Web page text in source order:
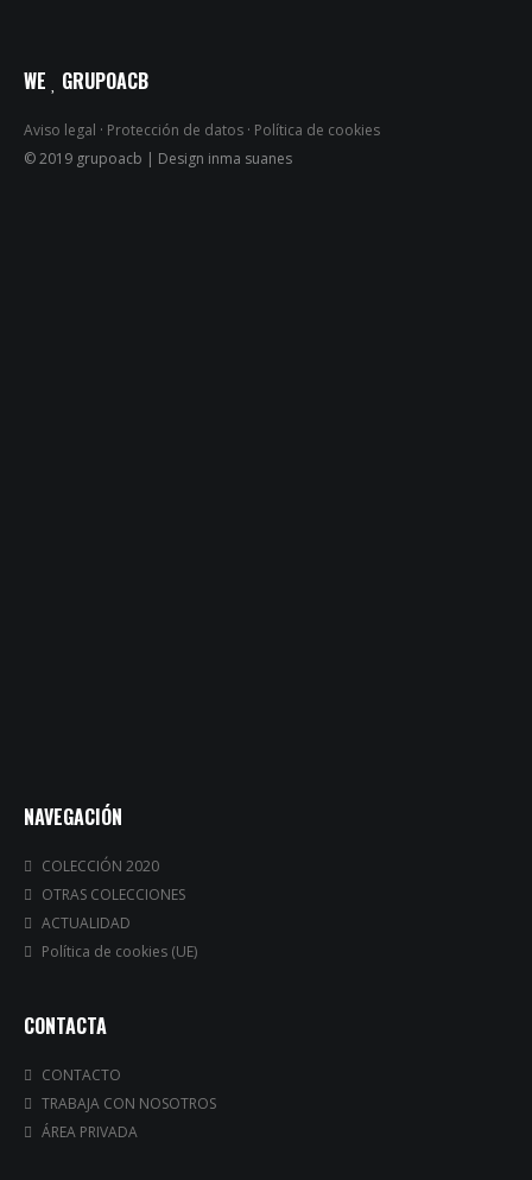
WE GRUPOACB
Aviso legal · Protección de datos · Política de cookies
© 2019 grupoacb | Design inma suanes
NAVEGACIÓN
COLECCIÓN 2020
OTRAS COLECCIONES
ACTUALIDAD
Política de cookies (UE)
CONTACTA
CONTACTO
TRABAJA CON NOSOTROS
ÁREA PRIVADA